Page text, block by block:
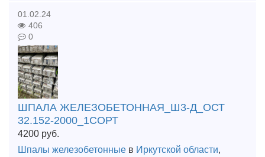
01.02.24
406
0
ШПАЛА ЖЕЛЕЗОБЕТОННАЯ_Ш3-Д_ОСТ
32.152-2000_1СОРТ
4200 руб.
Шпалы железобетонные в Иркутской области,